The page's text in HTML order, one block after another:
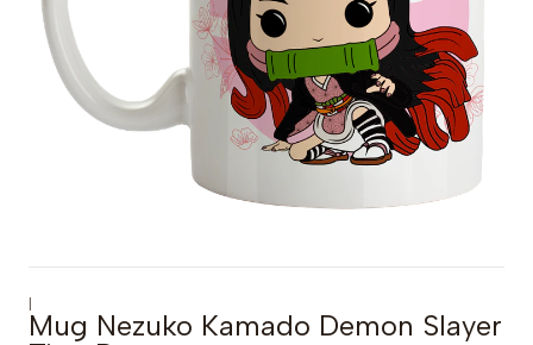
|
Mug Nezuko Kamado Demon Slayer